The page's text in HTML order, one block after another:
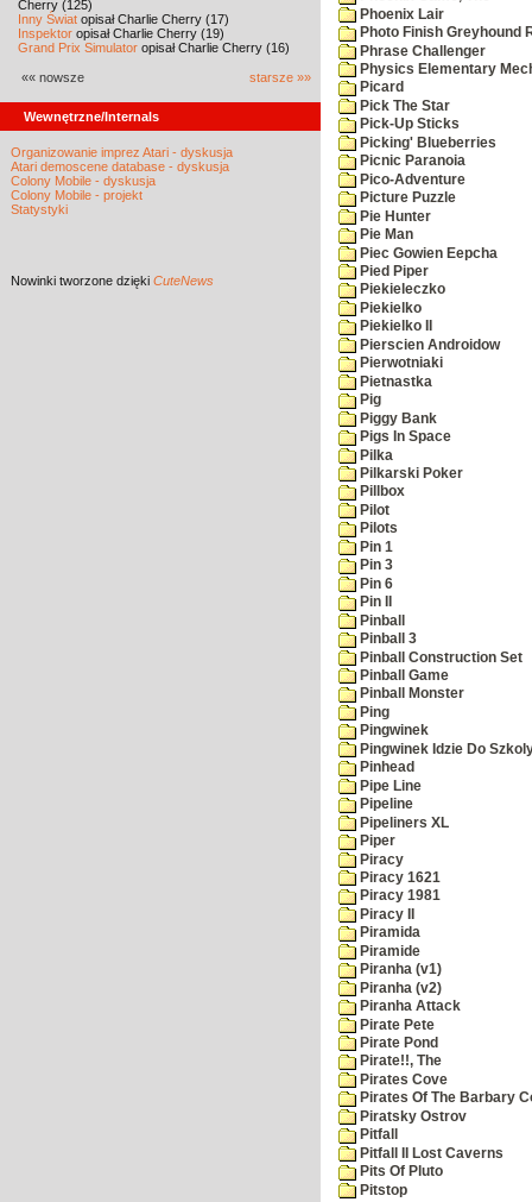
Cherry (125)
Inny Świat opisał Charlie Cherry (17)
Inspektor opisał Charlie Cherry (19)
Grand Prix Simulator opisał Charlie Cherry (16)
«« nowsze starsze »»
Wewnętrzne/Internals
Organizowanie imprez Atari - dyskusja
Atari demoscene database - dyskusja
Colony Mobile - dyskusja
Colony Mobile - projekt
Statystyki
Nowinki tworzone dzięki CuteNews
Phoenix Lair
Photo Finish Greyhound
Phrase Challenger
Physics Elementary
Picard
Pick The Star
Pick-Up Sticks
Picking' Blueberries
Picnic Paranoia
Pico-Adventure
Picture Puzzle
Pie Hunter
Pie Man
Piec Gowien Eepcha
Pied Piper
Piekieleczko
Piekielko
Piekielko II
Pierscien Androidow
Pierwotniaki
Pietnastka
Pig
Piggy Bank
Pigs In Space
Pilka
Pilkarski Poker
Pillbox
Pilot
Pilots
Pin 1
Pin 3
Pin 6
Pin II
Pinball
Pinball 3
Pinball Construction Set
Pinball Game
Pinball Monster
Ping
Pingwinek
Pingwinek Idzie Do
Pinhead
Pipe Line
Pipeline
Pipeliners XL
Piper
Piracy
Piracy 1621
Piracy 1981
Piracy II
Piramida
Piramide
Piranha (v1)
Piranha (v2)
Piranha Attack
Pirate Pete
Pirate Pond
Pirate!!, The
Pirates Cove
Pirates Of The Barbary
Piratsky Ostrov
Pitfall
Pitfall II Lost Caverns
Pits Of Pluto
Pitstop